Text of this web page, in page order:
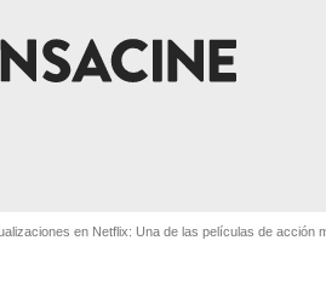
en Netflix: Una de las películas de acción